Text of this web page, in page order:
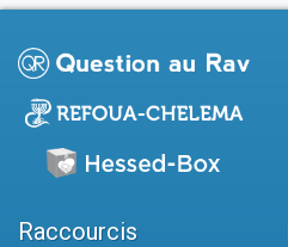
Raccourcis